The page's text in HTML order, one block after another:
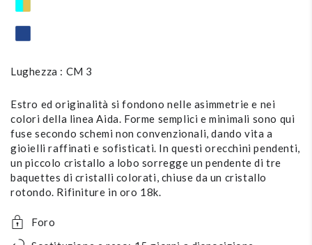
Lughezza : CM 3
Estro ed originalità si fondono nelle asimmetrie e nei
colori della linea Aida. Forme semplici e minimali sono qui
fuse secondo schemi non convenzionali, dando vita a
gioielli raffinati e sofisticati. In questi orecchini pendenti,
un piccolo cristallo a lobo sorregge un pendente di tre
baquettes di cristalli colorati, chiuse da un cristallo
rotondo. Rifiniture in oro 18k.
Foro